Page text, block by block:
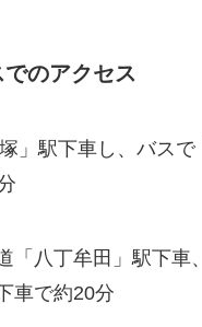
のアクセス
」駅下車し、バス
「八丁牟田」駅下車
車で約20分